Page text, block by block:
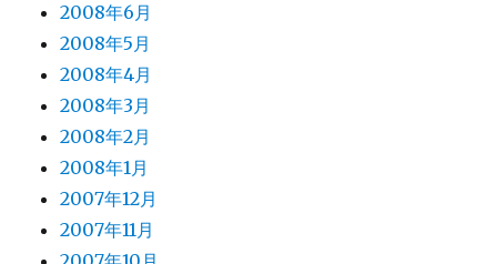
2008年6月
2008年5月
2008年4月
2008年3月
2008年2月
2008年1月
2007年12月
2007年11月